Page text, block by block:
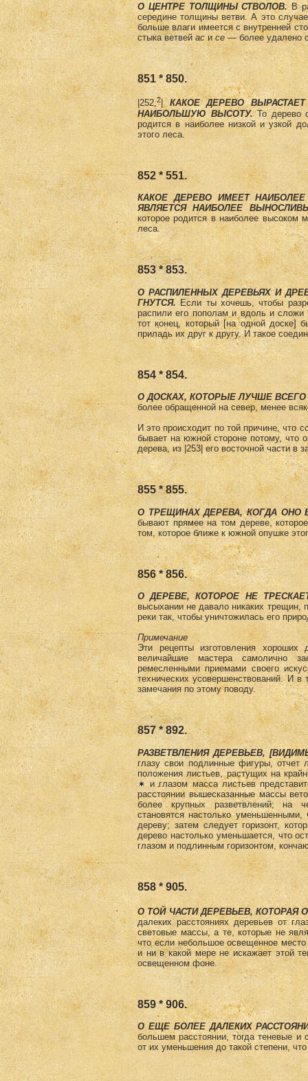
О ЦЕНТРЕ ТОЛЩИНЫ СТВОЛОВ.В
середине толщины ветви. А это
больше влаги имеется с внутренней
стыка ветвейасисе— более удалено
851 * 850.
|252,2|КАКОЕ ДЕРЕВО
НАИБОЛЬШУЮ ВЫСОТУ.То дерево
родится в наиболее низкой и узкой
этого леса.
852 * 551.
КАКОЕ ДЕРЕВО ИМЕЕТ
ЯВЛЯЕТСЯ НАИБОЛЕЕ
которое родится в наиболее высоком
леса.
853 * 853.
О РАСПИЛЕННЫХ ДЕРЕВЬЯХ И
ГНУТСЯ.Если ты хочешь, чтобы
распили его пополам и вдоль и сложи
тот конец, который [на одной доске]
приладь их друг к другу. И такое
854 * 854.
О ДОСКАХ, КОТОРЫЕ ЛУЧШЕ
более обращенной на север, менее
И это происходит по той причине, что
бывает на южной стороне потому, что
дерева, из |253| его восточной части
855 * 855.
О ТРЕЩИНАХ ДЕРЕВА, КОГДА
бывают прямее на том дереве,
том, которое ближе к южной опушке
856 * 856.
О ДЕРЕВЕ, КОТОРОЕ НЕ
высыхании не давало никаких трещин,
реки так, чтобы уничтожилась его
Примечание
Эти рецепты изготовления
величайшие мастера самолично
ремесленными приемами своего
технических усовершенствований. И в
замечания по этому поводу.
857 * 892.
РАЗВЕТВЛЕНИЯ ДЕРЕВЬЕВ,
глазу свои подлинные фигуры, отчет
положения листьев, растущих на
и глазом масса листьев
расстоянии вышесказанные массы
более крупных разветвлений; на
становятся настолько
дереву; затем следует горизонт,
дерево настолько уменьшается, что
глазом и подлинным горизонтом,
858 * 905.
О ТОЙ ЧАСТИ ДЕРЕВЬЕВ, КОТОРАЯ
далеких расстояниях деревьев от
световые массы, а те, которые не
что если небольшое освещенное место
и ни в какой мере не искажает этой
освещенном фоне.
859 * 906.
О ЕЩЕ БОЛЕЕ ДАЛЕКИХ
большем расстоянии, тогда теневые
от их уменьшения до такой степени,